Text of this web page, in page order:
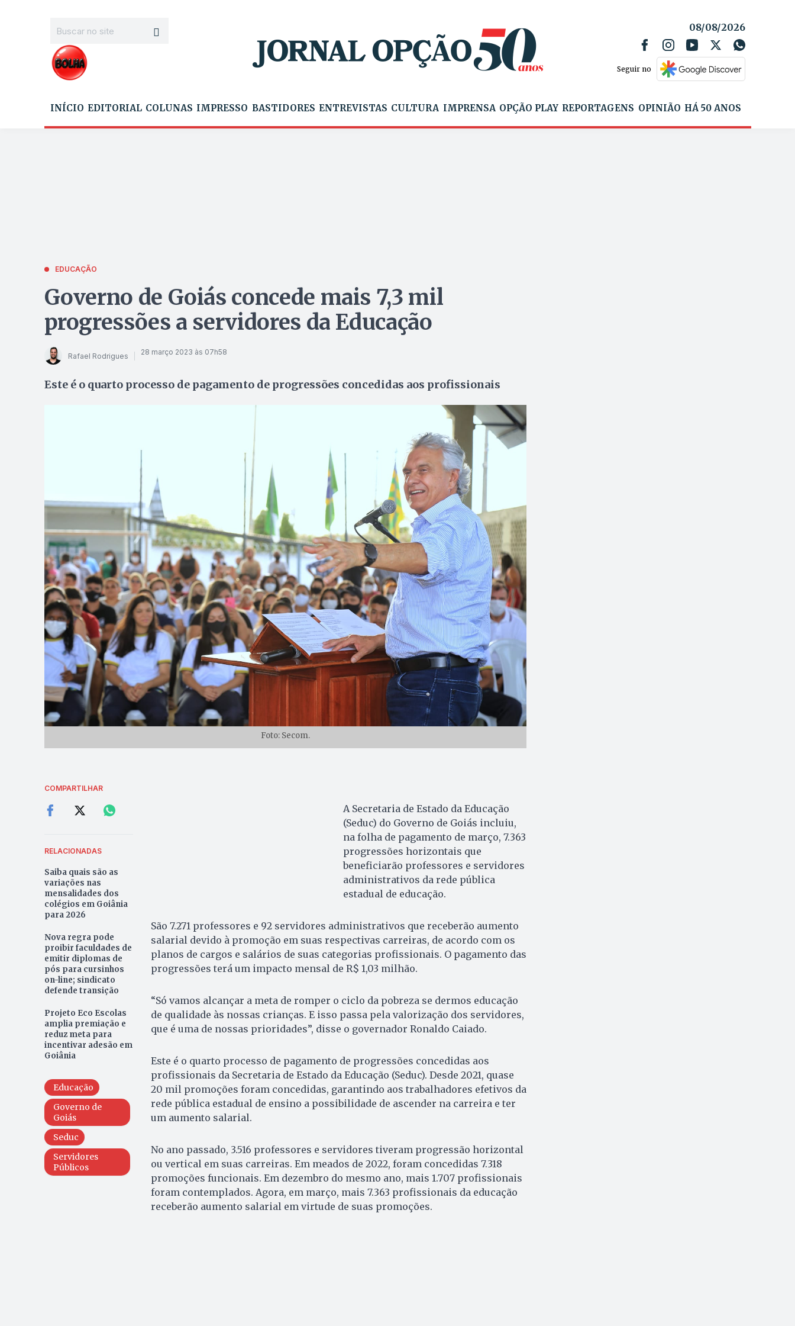
08/08/2026
Seguir no
INÍCIO EDITORIAL COLUNAS IMPRESSO BASTIDORES ENTREVISTAS CULTURA IMPRENSA OPÇÃO PLAY REPORTAGENS OPINIÃO HÁ 50 ANOS
EDUCAÇÃO
Governo de Goiás concede mais 7,3 mil
progressões a servidores da Educação
Rafael Rodrigues 28 março 2023 às 07h58
Este é o quarto processo de pagamento de progressões concedidas aos profissionais
Foto: Secom.
COMPARTILHAR
RELACIONADAS
Saiba quais são as
variações nas
mensalidades dos
colégios em Goiânia
para 2026
Nova regra pode
proibir faculdades de
emitir diplomas de
pós para cursinhos
on-line; sindicato
defende transição
Projeto Eco Escolas
amplia premiação e
reduz meta para
incentivar adesão em
Goiânia
Educação
Governo de
Goiás
Seduc
Servidores
Públicos
A Secretaria de Estado da Educação
(Seduc) do Governo de Goiás incluiu,
na folha de pagamento de março, 7.363
progressões horizontais que
beneficiarão professores e servidores
administrativos da rede pública
estadual de educação.
São 7.271 professores e 92 servidores administrativos que receberão aumento
salarial devido à promoção em suas respectivas carreiras, de acordo com os
planos de cargos e salários de suas categorias profissionais. O pagamento das
progressões terá um impacto mensal de R$ 1,03 milhão.
“Só vamos alcançar a meta de romper o ciclo da pobreza se dermos educação
de qualidade às nossas crianças. E isso passa pela valorização dos servidores,
que é uma de nossas prioridades”, disse o governador Ronaldo Caiado.
Este é o quarto processo de pagamento de progressões concedidas aos
profissionais da Secretaria de Estado da Educação (Seduc). Desde 2021, quase
20 mil promoções foram concedidas, garantindo aos trabalhadores efetivos da
rede pública estadual de ensino a possibilidade de ascender na carreira e ter
um aumento salarial.
No ano passado, 3.516 professores e servidores tiveram progressão horizontal
ou vertical em suas carreiras. Em meados de 2022, foram concedidas 7.318
promoções funcionais. Em dezembro do mesmo ano, mais 1.707 profissionais
foram contemplados. Agora, em março, mais 7.363 profissionais da educação
receberão aumento salarial em virtude de suas promoções.